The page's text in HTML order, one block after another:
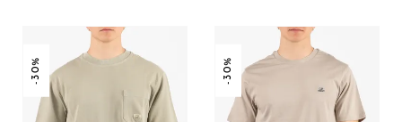
-30% -30%